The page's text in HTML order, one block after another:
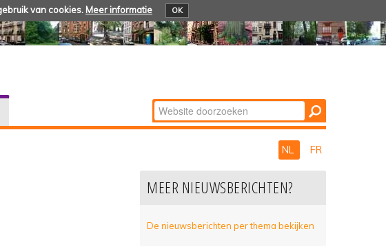
van cookies. Meer informatie OK
Zoek
Geavanceerd
NL FR
MEER NIEUWSBERICHTEN?
De nieuwsberichten per thema bekijken